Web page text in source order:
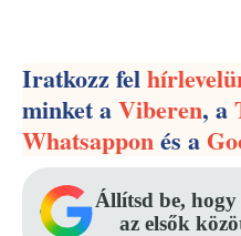
Iratkozz fel
minket aViberen, a
Whatsapponés a
Állítsd be,
az elsők